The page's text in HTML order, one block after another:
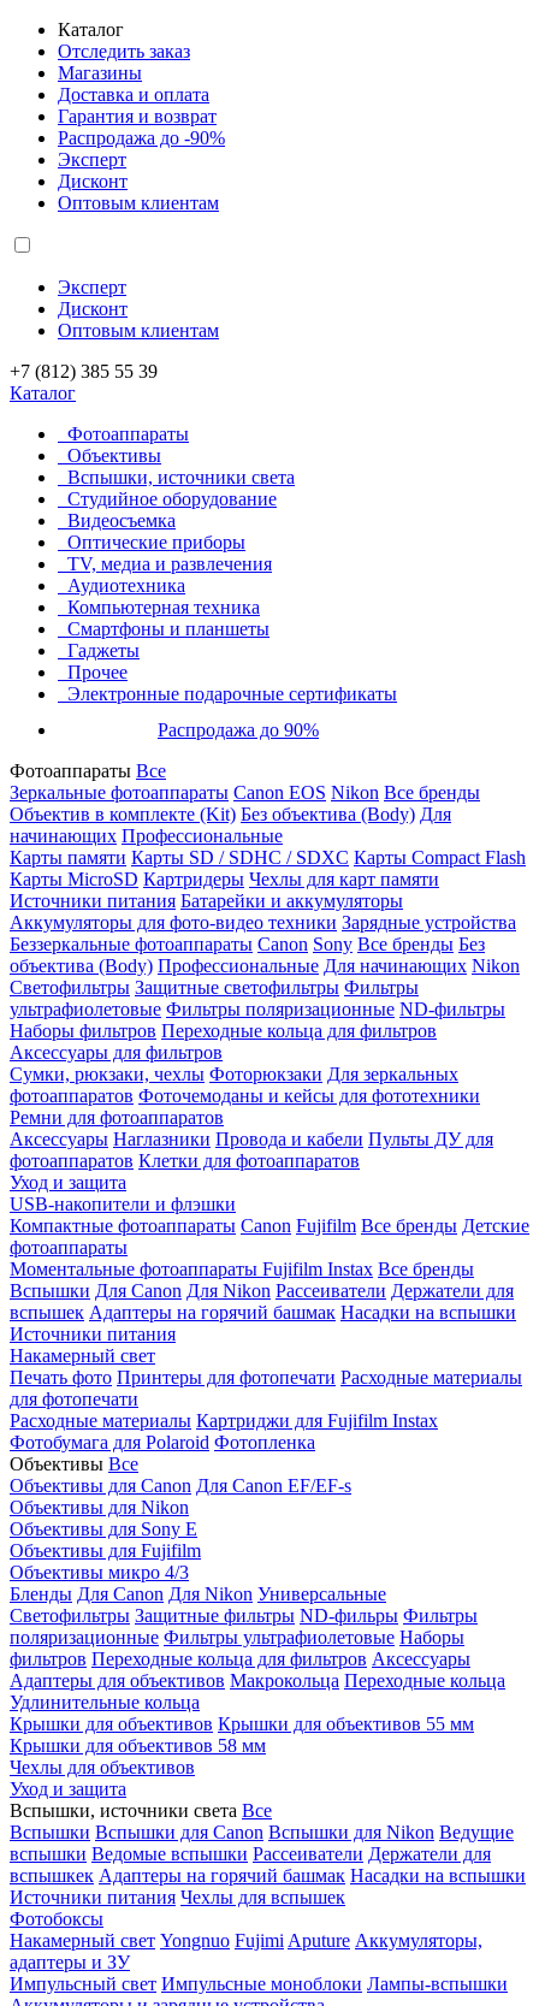
Каталог
Отследить заказ
Магазины
Доставка и оплата
Гарантия и возврат
Распродажа до -90%
Эксперт
Дисконт
Оптовым клиентам
Эксперт
Дисконт
Оптовым клиентам
+7 (812) 385 55 39
Каталог
Фотоаппараты
Объективы
Вспышки, источники света
Студийное оборудование
Видеосъемка
Оптические приборы
TV, медиа и развлечения
Аудиотехника
Компьютерная техника
Смартфоны и планшеты
Гаджеты
Прочее
Электронные подарочные сертификаты
Распродажа до 90%
Фотоаппараты Все
Зеркальные фотоаппараты Canon EOS Nikon Все бренды
Объектив в комплекте (Kit) Без объектива (Body) Для
начинающих Профессиональные
Карты памяти Карты SD / SDHC / SDXC Карты Compact Flash
Карты MicroSD Картридеры Чехлы для карт памяти
Источники питания Батарейки и аккумуляторы
Аккумуляторы для фото-видео техники Зарядные устройства
Беззеркальные фотоаппараты Canon Sony Все бренды Без
объектива (Body) Профессиональные Для начинающих Nikon
Светофильтры Защитные светофильтры Фильтры
ультрафиолетовые Фильтры поляризационные ND-фильтры
Наборы фильтров Переходные кольца для фильтров
Аксессуары для фильтров
Сумки, рюкзаки, чехлы Фоторюкзаки Для зеркальных
фотоаппаратов Фоточемоданы и кейсы для фототехники
Ремни для фотоаппаратов
Аксессуары Наглазники Провода и кабели Пульты ДУ для
фотоаппаратов Клетки для фотоаппаратов
Уход и защита
USB-накопители и флэшки
Компактные фотоаппараты Canon Fujifilm Все бренды Детские
фотоаппараты
Моментальные фотоаппараты Fujifilm Instax Все бренды
Вспышки Для Canon Для Nikon Рассеиватели Держатели для
вспышек Адаптеры на горячий башмак Насадки на вспышки
Источники питания
Накамерный свет
Печать фото Принтеры для фотопечати Расходные материалы
для фотопечати
Расходные материалы Картриджи для Fujifilm Instax
Фотобумага для Polaroid Фотопленка
Объективы Все
Объективы для Canon Для Canon EF/EF-s
Объективы для Nikon
Объективы для Sony E
Объективы для Fujifilm
Объективы микро 4/3
Бленды Для Canon Для Nikon Универсальные
Светофильтры Защитные фильтры ND-фильры Фильтры
поляризационные Фильтры ультрафиолетовые Наборы
фильтров Переходные кольца для фильтров Аксессуары
Адаптеры для объективов Макрокольца Переходные кольца
Удлинительные кольца
Крышки для объективов Крышки для объективов 55 мм
Крышки для объективов 58 мм
Чехлы для объективов
Уход и защита
Вспышки, источники света Все
Вспышки Вспышки для Canon Вспышки для Nikon Ведущие
вспышки Ведомые вспышки Рассеиватели Держатели для
вспышкек Адаптеры на горячий башмак Насадки на вспышки
Источники питания Чехлы для вспышек
Фотобоксы
Накамерный свет Yongnuo Fujimi Aputure Аккумуляторы,
адаптеры и ЗУ
Импульсный свет Импульсные моноблоки Лампы-вспышки